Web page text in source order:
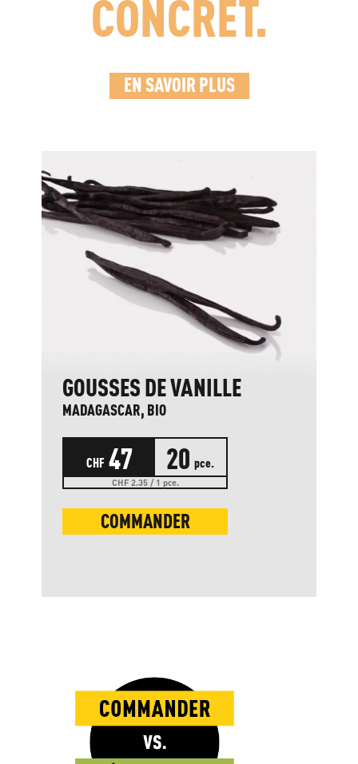
CONCRET.
EN SAVOIR PLUS
GOUSSES DE VANILLE
MADAGASCAR, BIO
CHF 47 20 pce.
CHF 2.35 / 1 pce.
COMMANDER